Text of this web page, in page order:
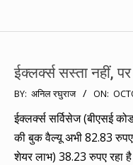
ईक्लर्क्स सस्ता नहीं,
2010-
10-
20
BY: अनिल रघुराज ON:
ईक्लर्क्स सर्विसेज (बीएसई
की बुक वैल्यू अभी 82.83 रुपए
शेयर लाभ) 38.23 रुपए रहा